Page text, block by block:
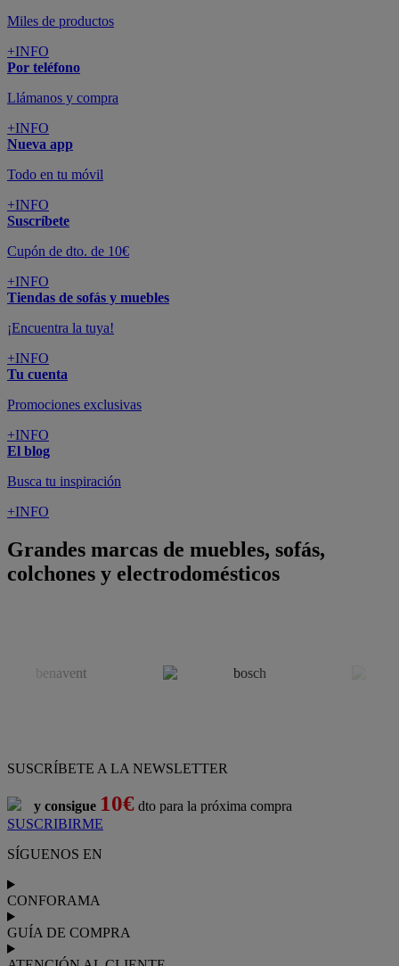
Miles de productos
+INFO
Por teléfono
Llámanos y compra
+INFO
Nueva app
Todo en tu móvil
+INFO
Suscríbete
Cupón de dto. de 10€
+INFO
Tiendas de sofás y muebles
¡Encuentra la tuya!
+INFO
Tu cuenta
Promociones exclusivas
+INFO
El blog
Busca tu inspiración
+INFO
Grandes marcas de muebles, sofás,
colchones y electrodomésticos
SUSCRÍBETE A LA NEWSLETTER
y consigue 10€ dto para la próxima compra
SUSCRIBIRME
SÍGUENOS EN
CONFORAMA
GUÍA DE COMPRA